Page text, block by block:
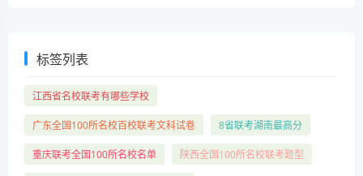
标签列表
江西省名校联考有哪些学校
广东全国100所名校百校联考文科试卷 8省联考湖南最高分
重庆联考全国100所名校名单 陕西全国100所名校联考题型